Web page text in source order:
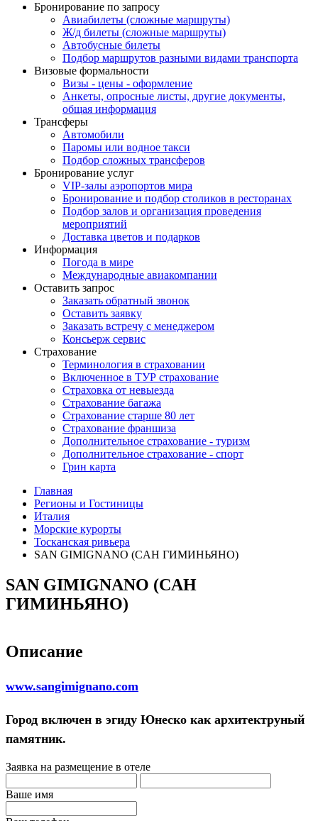
Бронирование по запросу
Авиабилеты (сложные маршруты)
Ж/д билеты (сложные маршруты)
Автобусные билеты
Подбор маршрутов разными видами транспорта
Визовые формальности
Визы - цены - оформление
Анкеты, опросные листы, другие документы,
общая информация
Трансферы
Автомобили
Паромы или водное такси
Подбор сложных трансферов
Бронирование услуг
VIP-залы аэропортов мира
Бронирование и подбор столиков в ресторанах
Подбор залов и организация проведения
мероприятий
Доставка цветов и подарков
Информация
Погода в мире
Международные авиакомпании
Оставить запрос
Заказать обратный звонок
Оставить заявку
Заказать встречу с менеджером
Консьерж сервис
Страхование
Терминология в страховании
Включенное в ТУР страхование
Страховка от невыезда
Страхование багажа
Страхование старше 80 лет
Страхование франшиза
Дополнительное страхование - туризм
Дополнительное страхование - спорт
Грин карта
Главная
Регионы и Гостиницы
Италия
Морские курорты
Тосканская ривьера
SAN GIMIGNANO (CАН ГИМИНЬЯНО)
SAN GIMIGNANO (CАН
ГИМИНЬЯНО)
Описание
www.sangimignano.com
Город включен в эгиду Юнеско как архитектруный
памятник.
Заявка на размещение в отеле
Ваше имя